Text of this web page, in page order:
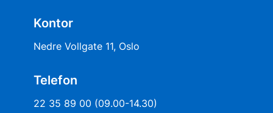
Kontor
Nedre Vollgate 11, Oslo
Telefon
22 35 89 00 (09.00-14.30)